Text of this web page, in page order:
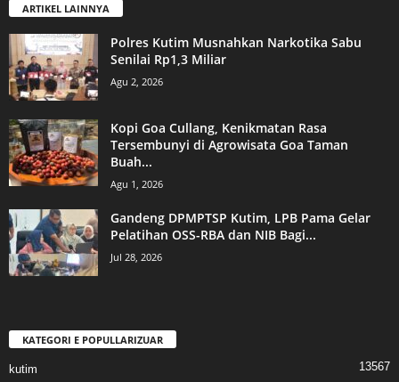
ARTIKEL LAINNYA
Polres Kutim Musnahkan Narkotika Sabu
Senilai Rp1,3 Miliar
Agu 2, 2026
Kopi Goa Cullang, Kenikmatan Rasa
Tersembunyi di Agrowisata Goa Taman
Buah...
Agu 1, 2026
Gandeng DPMPTSP Kutim, LPB Pama Gelar
Pelatihan OSS-RBA dan NIB Bagi...
Jul 28, 2026
KATEGORI E POPULLARIZUAR
kutim 13567